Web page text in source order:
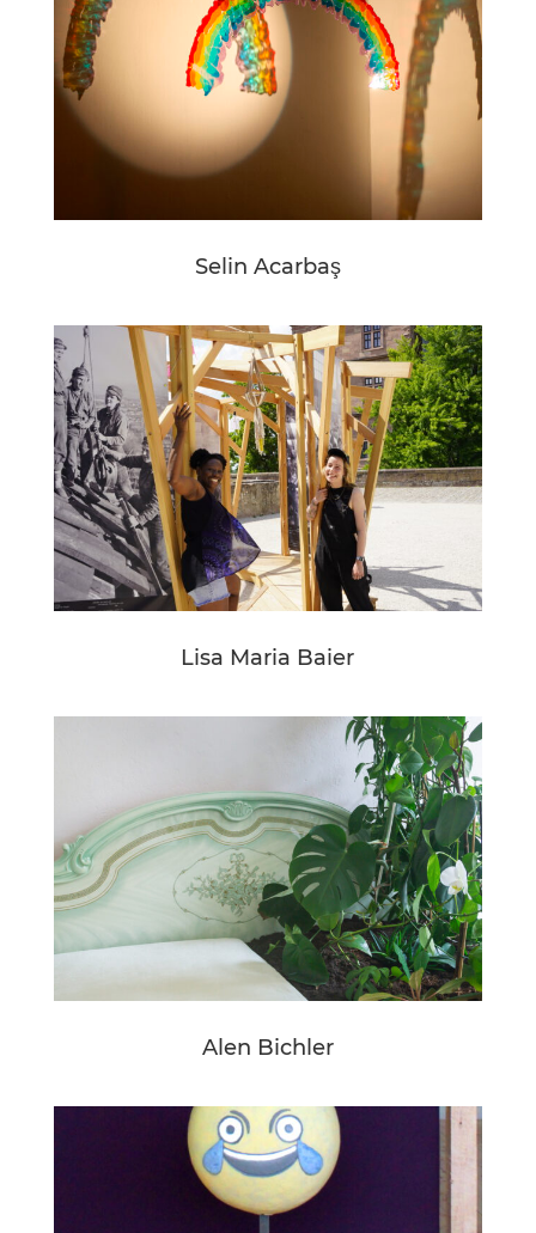
Selin Acarbaş
Lisa Maria Baier
Alen Bichler